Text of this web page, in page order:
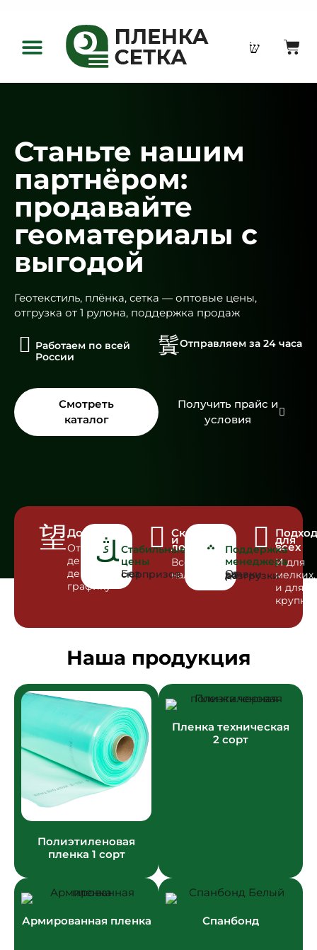
Станьте нашим
партнёром:
продавайте
геоматериалы с
выгодой
Геотекстиль, плёнка, сетка — оптовые цены,
отгрузка от 1 рулона, поддержка продаж
Работаем по всей
России
Отправляем за 24 часа
Смотреть
каталог
Получить прайс и
условия
Доставка
Отгрузка
день в
день по
графику
Стабильные
цены
Без сюрпризов
Склад
и
логистика
Всё в
наличии
Поддержка
менеджера
От заявки до разгрузки
для
всех
И для
мелких,
и для
Наша продукция
Полиэтиленовая
пленка 1 сорт
Пленка техническая
2 сорт
Армированная пленка Спанбонд